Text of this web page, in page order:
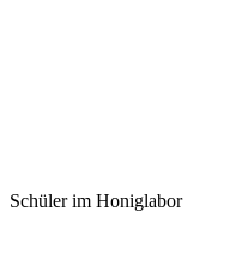
Schüler im Honiglabor